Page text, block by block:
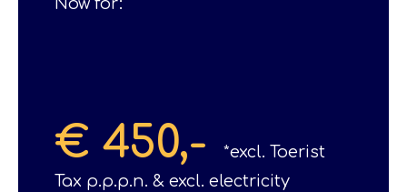
Now for:
€ 450,-
*excl. Toerist
Tax p.p.p.n. & excl. electricity